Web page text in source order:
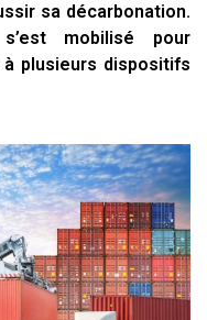
sa décarbonation.
mobilisé pour
plusieurs dispositifs